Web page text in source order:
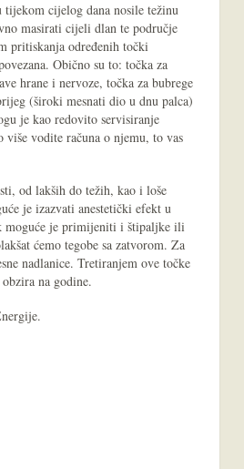
tijekom cijelog dana nosile težinu
masirati cijeli dlan te područje
pritiskanja određenih točki
Obično su to: točka za
hrane i nervoze, točka za bubrege
(široki mesnati dio u dnu palca)
je kao redovito servisiranje
vodite računa o njemu, to vas
od lakših do težih, kao i loše
je izazvati anestetički efekt u
moguće je primijeniti i štipaljke ili
ćemo tegobe sa zatvorom. Za
nadlanice. Tretiranjem ove točke
na godine.